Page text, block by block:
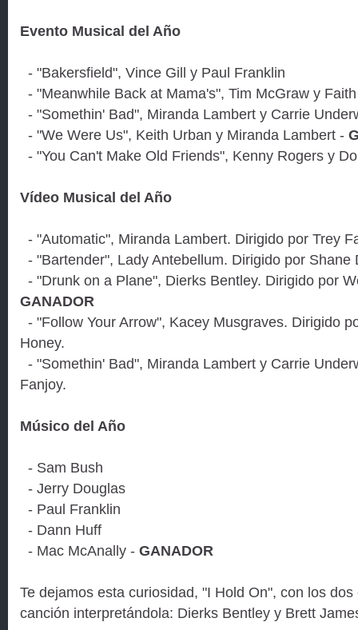
Evento Musical del Año
- "Bakersfield", Vince Gill y Paul Franklin
- "Meanwhile Back at Mama's", Tim McGraw y
- "Somethin' Bad", Miranda Lambert y Carrie
- "We Were Us", Keith Urban y Miranda Lambert -
- "You Can't Make Old Friends", Kenny Rogers y
Vídeo Musical del Año
- "Automatic", Miranda Lambert. Dirigido por Trey
- "Bartender", Lady Antebellum. Dirigido por Shane
- "Drunk on a Plane", Dierks Bentley. Dirigido por
GANADOR
- "Follow Your Arrow", Kacey Musgraves. Dirigido
Honey.
- "Somethin' Bad", Miranda Lambert y Carrie
Fanjoy.
Músico del Año
- Sam Bush
- Jerry Douglas
- Paul Franklin
- Dann Huff
- Mac McAnally - GANADOR
Te dejamos esta curiosidad, "I Hold On", con los
canción interpretándola: Dierks Bentley y Brett